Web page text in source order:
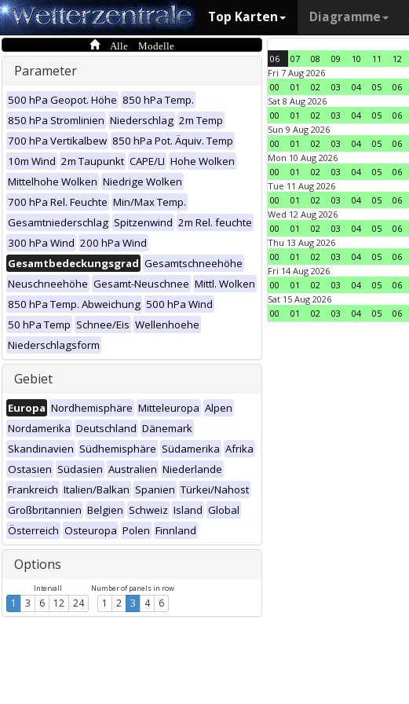
Top Karten Diagramme
Alle Modelle
Parameter
500 hPa Geopot. Höhe 850 hPa Temp.
850 hPa Stromlinien Niederschlag 2m Temp
700 hPa Vertikalbew 850 hPa Pot. Äquiv. Temp
10m Wind 2m Taupunkt CAPE/LI Hohe Wolken
Mittelhohe Wolken Niedrige Wolken
700 hPa Rel. Feuchte Min/Max Temp.
Gesamtniederschlag Spitzenwind 2m Rel. feuchte
300 hPa Wind 200 hPa Wind
Gesamtbedeckungsgrad Gesamtschneehöhe
Neuschneehöhe Gesamt-Neuschnee Mittl. Wolken
850 hPa Temp. Abweichung 500 hPa Wind
50 hPa Temp Schnee/Eis Wellenhoehe
Niederschlagsform
Gebiet
Europa Nordhemisphäre Mitteleuropa Alpen
Nordamerika Deutschland Dänemark
Skandinavien Südhemisphäre Südamerika Afrika
Ostasien Südasien Australien Niederlande
Frankreich Italien/Balkan Spanien Türkei/Nahost
Großbritannien Belgien Schweiz Island Global
Österreich Osteuropa Polen Finnland
Options
Intervall
1 3 6 12 24
Number of panels in row
1 2 3 4 6
06 07 08 09 10 11 12
Fri 7 Aug 2026
00
01 02 03 04 05 06
Sat 8 Aug 2026
00
01 02 03 04 05 06
Sun 9 Aug 2026
00
01 02 03 04 05 06
Mon 10 Aug 2026
00
01 02 03 04 05 06
Tue 11 Aug 2026
00
01 02 03 04 05 06
Wed 12 Aug 2026
00
01 02 03 04 05 06
Thu 13 Aug 2026
00
01 02 03 04 05 06
Fri 14 Aug 2026
00
01 02 03 04 05 06
Sat 15 Aug 2026
00
01 02 03 04 05 06